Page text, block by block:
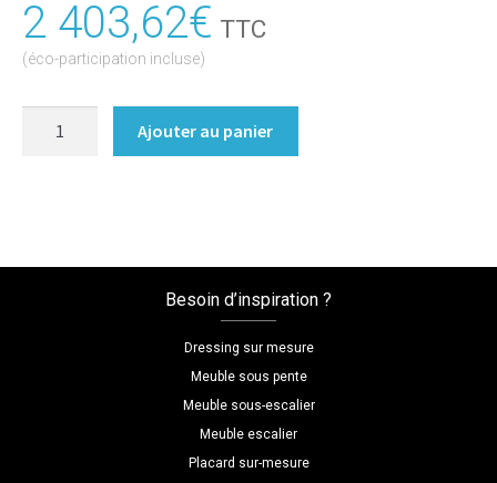
2 403,62€ TTC
(éco-participation incluse)
Ajouter au panier
Besoin d’inspiration ?
Dressing sur mesure
Meuble sous pente
Meuble sous-escalier
Meuble escalier
Placard sur-mesure